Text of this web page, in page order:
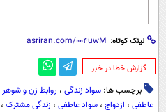
لینک کوتاه:
‌گزارش خطا در خبر
برچسب ها: سواد زندگی ، روابط زن و شوهر
عاطفی ، ازدواج ، سواد عاطفی ، زندگی مشترک ،